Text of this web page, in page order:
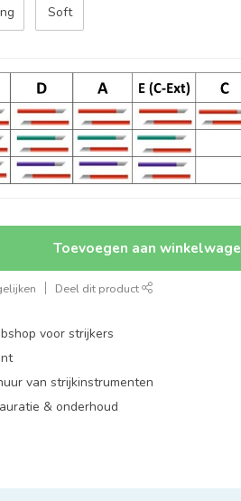
Soft
Toevoegen aan
Deel dit product
voor strijkers
van strijkinstrumenten
& onderhoud